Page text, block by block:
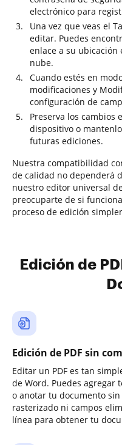
electrónico para
Una vez que veas el
editar. Puedes
enlace a su
nube.
Cuando estés en
modificaciones y
configuración de
Preserva los cambios
dispositivo o
futuras ediciones.
Nuestra compatibilidad
de calidad no dependerá
nuestro editor universal
preocuparte de si
proceso de edición
Edición de
Edición de PDF sin
Editar un PDF es tan
de Word. Puedes agregar
o anotar tu documento
rasterizado ni campos
línea para obtener tu